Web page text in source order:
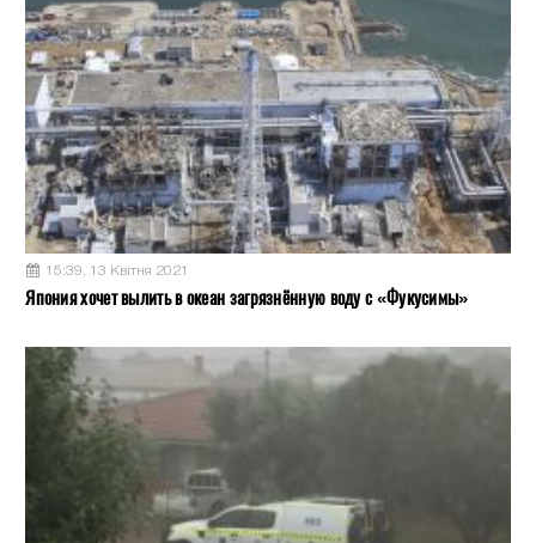
15:39, 13 Квітня 2021
Япония хочет вылить в океан загрязнённую воду с «Фукусимы»